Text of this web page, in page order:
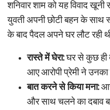
शनिवार शाम को यह विवाद खूनी
युवती अपनी छोटी बहन के साथ
के बाद पैदल अपने घर लौट रही
रास्ते में घेरा:घर से कुछ ही
आए आरोपी प्रेमी ने उनका
बात करने से किया मना:
और साथ चलने का दबाव